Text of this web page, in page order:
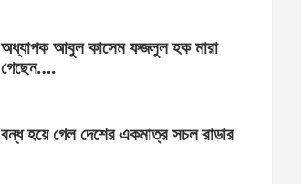
অধ্যাপক আবুল কাসেম ফজলুল হক মারা
গেছেন….
বন্ধ হয়ে গেল দেশের একমাত্র সচল রাডার